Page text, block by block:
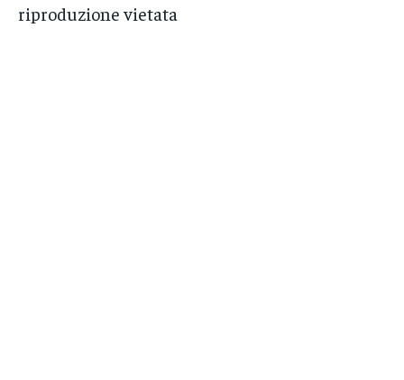
riproduzione vietata